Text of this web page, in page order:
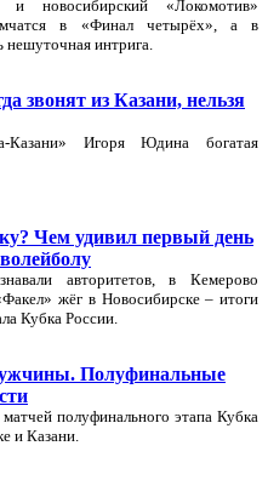
и новосибирский «Локомотив»
в «Финал четырёх», а в
нешуточная интрига.
звонят из Казани, нельзя
Казани» Игоря Юдина богатая
Чем удивил первый день
авторитетов, в Кемерово
жёг в Новосибирске – итоги
Кубка России.
Полуфинальные
полуфинального этапа Кубка
и Казани.